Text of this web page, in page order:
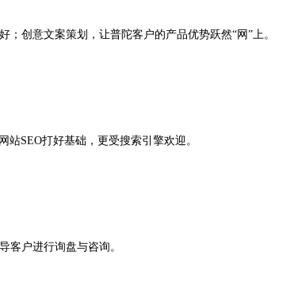
创意文案策划，让普陀客户的产品优势跃然“网”上。
SEO打好基础，更受搜索引擎欢迎。
客户进行询盘与咨询。